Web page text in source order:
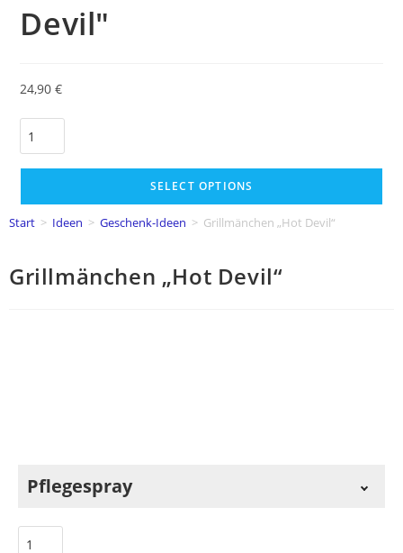
Devil"
24,90€
SELECT OPTIONS
Start > Ideen > Geschenk-Ideen > Grillmänchen „Hot Devil“
Grillmänchen „Hot Devil“
Pflegespray
Pflegespray